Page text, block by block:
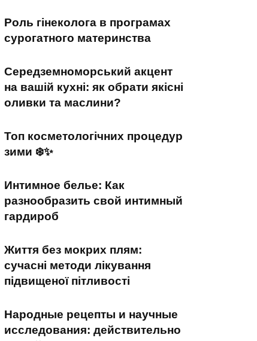
Роль гінеколога в програмах
сурогатного материнства
Середземноморський акцент
на вашій кухні: як обрати якісні
оливки та маслини?
Топ косметологічних процедур
зими ❄️✨
Интимное белье: Как
разнообразить свой интимный
гардироб
Життя без мокрих плям:
сучасні методи лікування
підвищеної пітливості
Народные рецепты и научные
исследования: действительно